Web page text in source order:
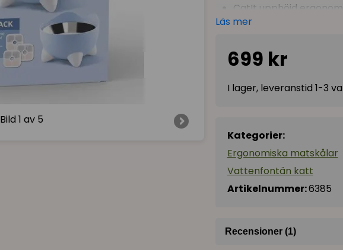
Bild 1 av 5
CatIt upphöjd
1 extra rostfri
I detta prisvärda paket
PIXI-serien tillsammans
att köpa separat i blå
har 3 filterbyten till
Vattenfontän: rymmer
Matskål: 13,5 x 9,9 (h) x
Läs mer
699 kr
I lager, leveranstid 1-3
Kategorier:
Ergonomiska matskålar
Vattenfontän katt
Artikelnummer:6385
Recensioner (1)